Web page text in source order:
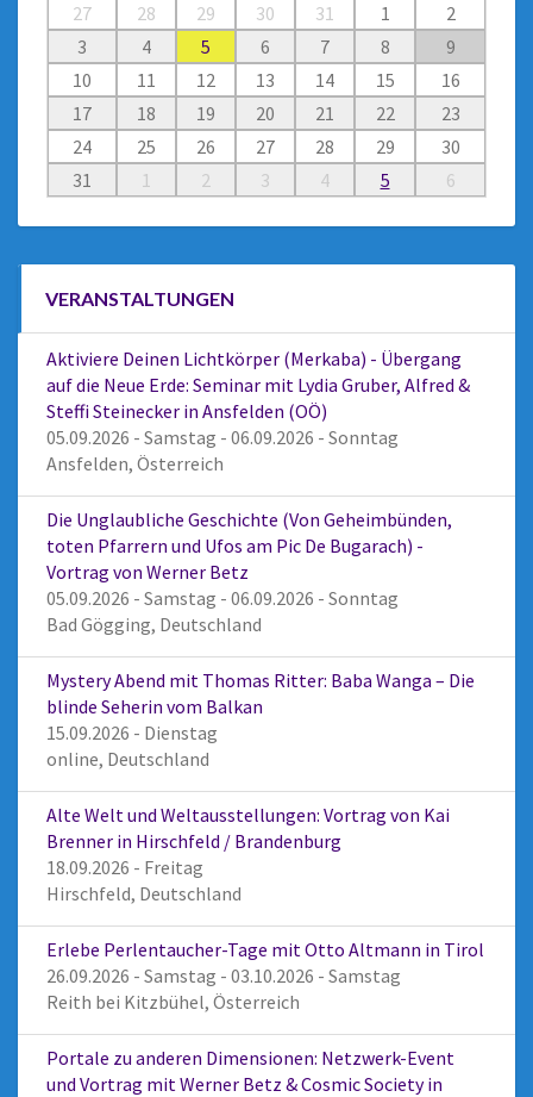
27
28 29 30 31 1
2
3
4 5 6 7 8
9
10
11 12 13 14 15
16
17
18 19 20 21 22
23
24
25 26 27 28 29
30
31
1 2 3 4 5 6
VERANSTALTUNGEN
Aktiviere Deinen Lichtkörper (Merkaba) - Übergang
auf die Neue Erde: Seminar mit Lydia Gruber, Alfred &
Steffi Steinecker in Ansfelden (OÖ)
05.09.2026 - Samstag - 06.09.2026 - Sonntag
Ansfelden, Österreich
Die Unglaubliche Geschichte (Von Geheimbünden,
toten Pfarrern und Ufos am Pic De Bugarach) -
Vortrag von Werner Betz
05.09.2026 - Samstag - 06.09.2026 - Sonntag
Bad Gögging, Deutschland
Mystery Abend mit Thomas Ritter: Baba Wanga – Die
blinde Seherin vom Balkan
15.09.2026 - Dienstag
online, Deutschland
Alte Welt und Weltausstellungen: Vortrag von Kai
Brenner in Hirschfeld / Brandenburg
18.09.2026 - Freitag
Hirschfeld, Deutschland
Erlebe Perlentaucher-Tage mit Otto Altmann in Tirol
26.09.2026 - Samstag - 03.10.2026 - Samstag
Reith bei Kitzbühel, Österreich
Portale zu anderen Dimensionen: Netzwerk-Event
und Vortrag mit Werner Betz & Cosmic Society in